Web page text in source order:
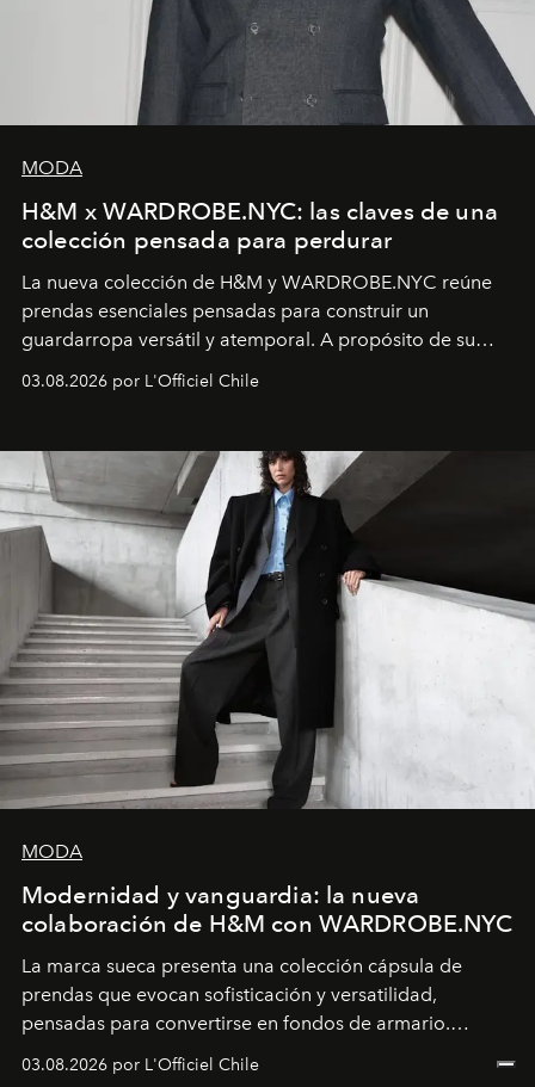
MODA
H&M x WARDROBE.NYC: las claves de una
colección pensada para perdurar
La nueva colección de H&M y WARDROBE.NYC reúne
prendas esenciales pensadas para construir un
guardarropa versátil y atemporal. A propósito de su
lanzamiento, los fundadores de la firma neoyorquina y
la asesora creativa y jefa de diseño global de la marca
y la filosofía detrás de la propuesta.
03.08.2026 por L'Officiel Chile
MODA
Modernidad y vanguardia: la nueva
colaboración de H&M con WARDROBE.NYC
La marca sueca presenta una colección cápsula de
prendas que evocan sofisticación y versatilidad,
pensadas para convertirse en fondos de armario.
Disponible en Chile desde el 6 de agosto.
03.08.2026 por L'Officiel Chile